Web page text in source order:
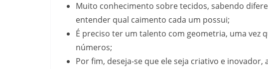
Muito conhecimento sobre tecidos, sabendo
entender qual caimento cada um possui;
É preciso ter um talento com geometria, uma vez
números;
Por fim, deseja-se que ele seja criativo e